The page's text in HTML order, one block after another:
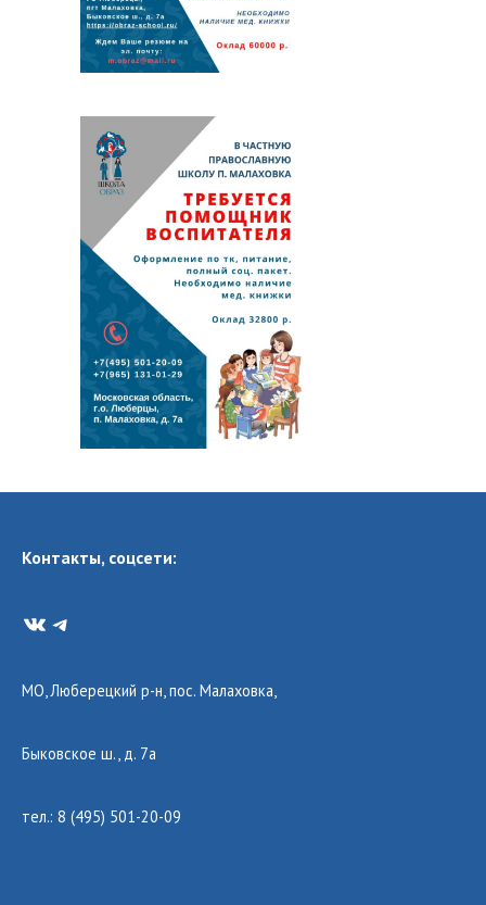
Контакты, соцсети:
VKTelegram
МО, Люберецкий р-н, пос. Малаховка,
Быковское ш., д. 7а
тел.: 8 (495) 501-20-09